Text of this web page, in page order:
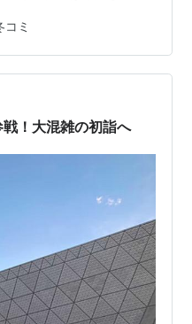
異なり大晦日ではないの
ー入場チケットは完売し
・とらのあな・メロンブ
を買えば今からでも参
ありの方は是非スペー
コミ
！大混雑の初詣へ